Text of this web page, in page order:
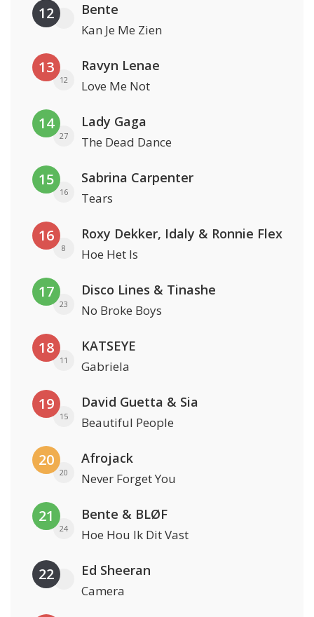
12 Bente
Kan Je Me Zien
13
12
Ravyn Lenae
Love Me Not
14
27
Lady Gaga
The Dead Dance
15
16
Sabrina Carpenter
Tears
16
8
Roxy Dekker, Idaly & Ronnie Flex
Hoe Het Is
17
23
Disco Lines & Tinashe
No Broke Boys
18
11
KATSEYE
Gabriela
19
15
David Guetta & Sia
Beautiful People
20
20
Afrojack
Never Forget You
21
24
Bente & BLØF
Hoe Hou Ik Dit Vast
22 Ed Sheeran
Camera